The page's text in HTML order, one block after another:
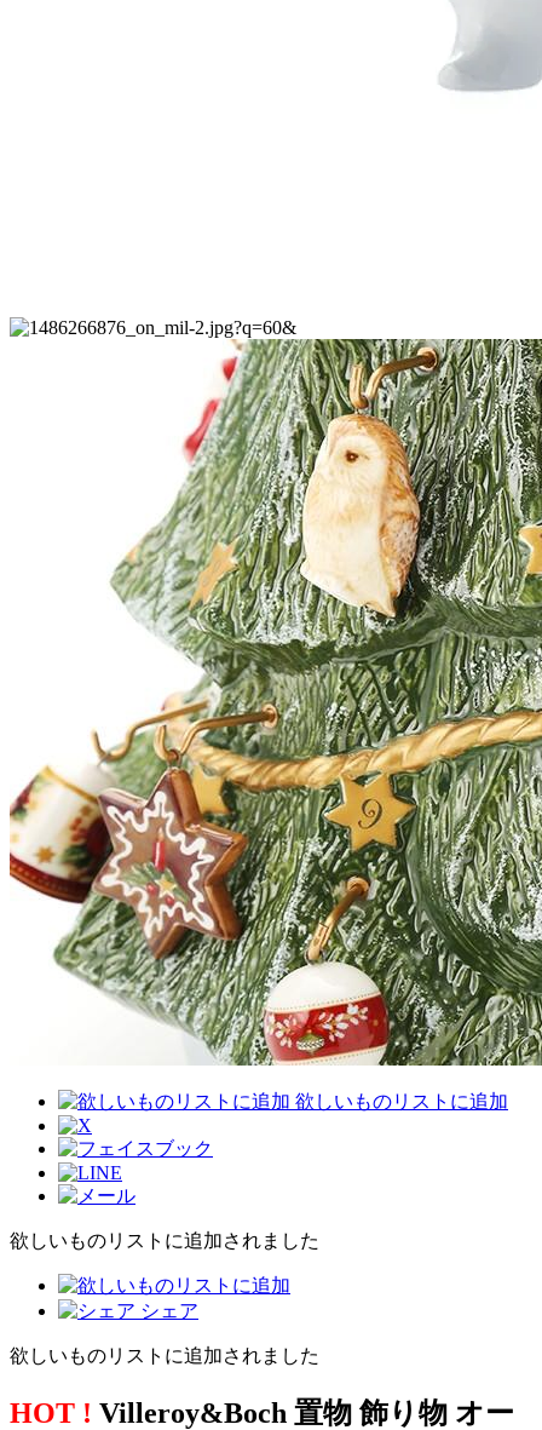
欲しいものリストに追加
欲しいものリストに追加されました
シェア
欲しいものリストに追加されました
HOT ! Villeroy&Boch 置物 飾り物 オー